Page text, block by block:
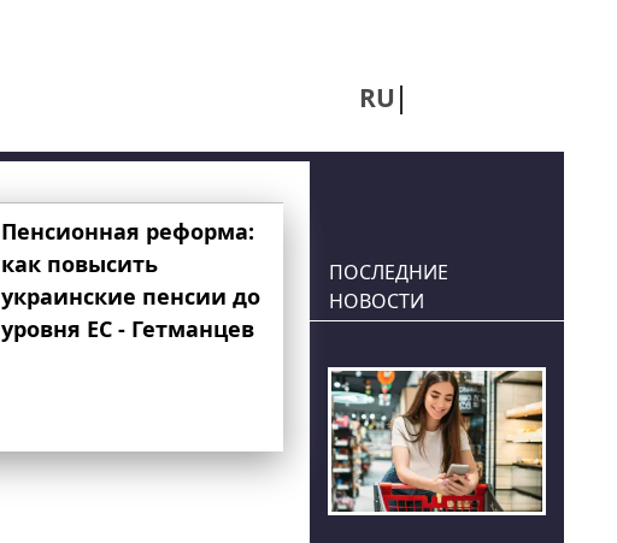
RU
Пенсионная реформа:
как повысить
украинские пенсии до
уровня ЕС - Гетманцев
ПОСЛЕДНИЕ
НОВОСТИ